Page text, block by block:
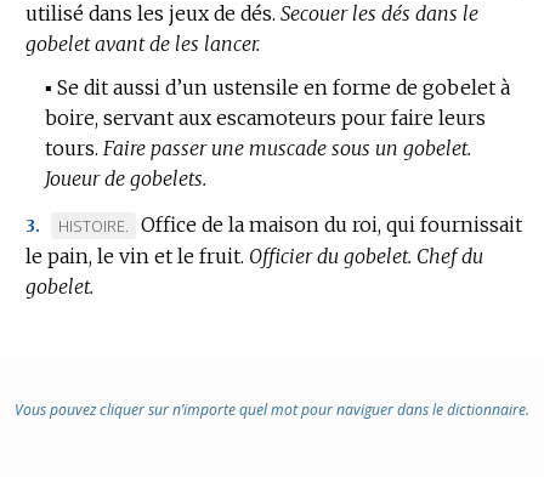
utilisé dans les jeux de dés. Secouer les dés dans le
gobelet avant de les lancer.
▪ Se dit aussi d’un ustensile en forme de gobelet à
boire, servant aux escamoteurs pour faire leurs
tours. Faire passer une muscade sous un gobelet.
Joueur de gobelets.
3.
MARQUE
DE
DOMAINE
HISTOIRE.
Office de la maison du roi, qui fournissait
le pain, le vin et le fruit. Officier du gobelet. Chef du
gobelet.
Vous pouvez cliquer sur n’importe quel mot pour naviguer dans le dictionnaire.